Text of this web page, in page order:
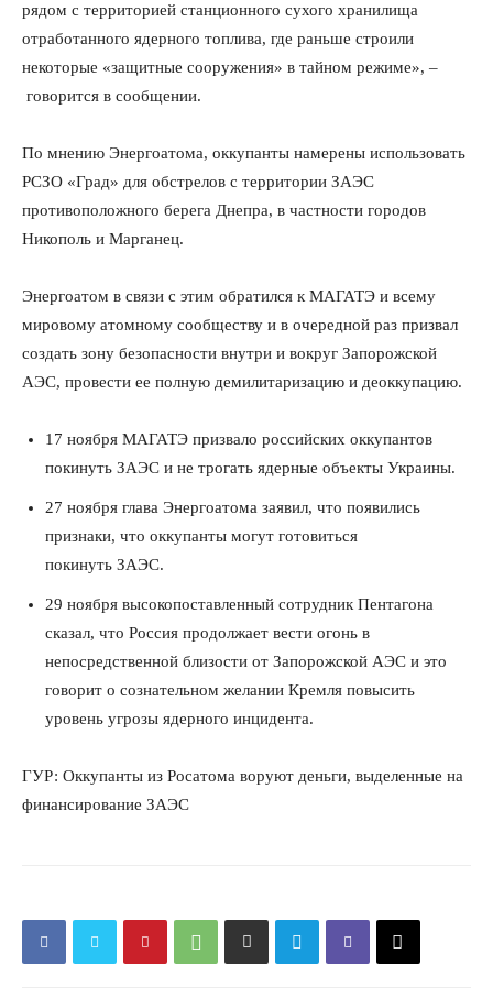
рядом с территорией станционного сухого хранилища
отработанного ядерного топлива, где раньше строили
некоторые «защитные сооружения» в тайном режиме», –
говорится в сообщении.
По мнению Энергоатома, оккупанты намерены использовать
РСЗО «Град» для обстрелов с территории ЗАЭС
противоположного берега Днепра, в частности городов
Никополь и Марганец.
Энергоатом в связи с этим обратился к МАГАТЭ и всему
мировому атомному сообществу и в очередной раз призвал
создать зону безопасности внутри и вокруг Запорожской
АЭС, провести ее полную демилитаризацию и деоккупацию.
17 ноября МАГАТЭ призвало российских оккупантов
покинуть ЗАЭС и не трогать ядерные объекты Украины.
27 ноября глава Энергоатома заявил, что появились
признаки, что оккупанты могут готовиться
покинуть ЗАЭС.
29 ноября высокопоставленный сотрудник Пентагона
сказал, что Россия продолжает вести огонь в
непосредственной близости от Запорожской АЭС и это
говорит о сознательном желании Кремля повысить
уровень угрозы ядерного инцидента.
ГУР: Оккупанты из Росатома воруют деньги, выделенные на
финансирование ЗАЭС